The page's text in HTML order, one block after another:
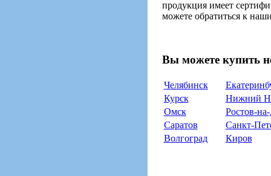
продукция имеет
можете обратиться к
Вы можете купить
Челябинск
Курск
Нижний
Омск
Ростов-
Саратов
Санкт-
Волгоград
Киров